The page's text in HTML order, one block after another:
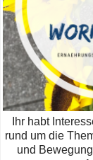
Ihr habt
rund um die
und